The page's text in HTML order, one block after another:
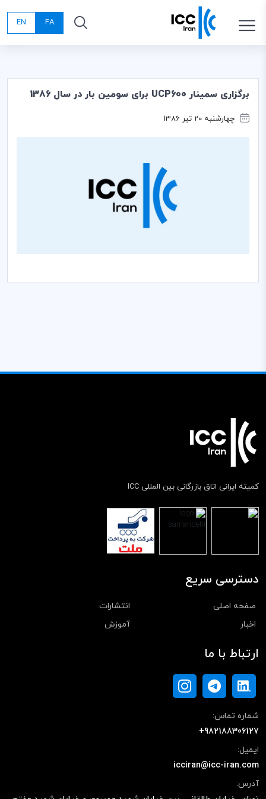
FA
EN
برگزاری سمینار UCP600 برای سومین بار در سال 1386
چهارشنبه 20 تیر 1386
کمیته ایرانی اتاق بازرگانی بین المللی ICC
دسترسی سریع
صفحه اصلی
انتشارات
اخبار
آموزش
ارتباط با ما
شماره تماس:
+982188306127
ایمیل:
icciran@icc-iran.com
آدرس: